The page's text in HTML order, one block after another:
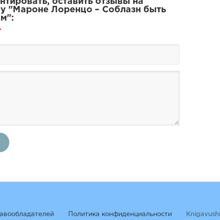
трех недосягаемых женщин
вариант
"Мароне Лоренцо – Соблазн быть
Политика конфиденциальности